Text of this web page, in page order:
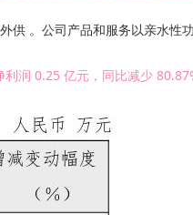
外供 。公司产品和服务以亲水
亿元，同比减少